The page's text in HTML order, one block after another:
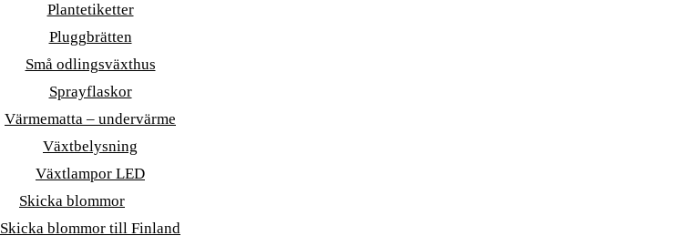
Plantetiketter
Pluggbrätten
Små odlingsväxthus
Sprayflaskor
Värmematta – undervärme
Växtbelysning
Växtlampor LED
Skicka blommor
Skicka blommor till Finland